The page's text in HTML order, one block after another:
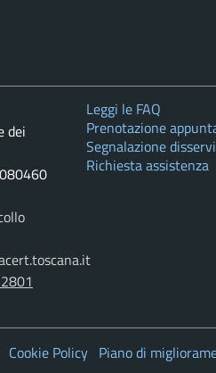
dei
Leggi le FAQ
Prenotazione
Segnalazione
Richiesta assistenza
Cookie Policy Piano di